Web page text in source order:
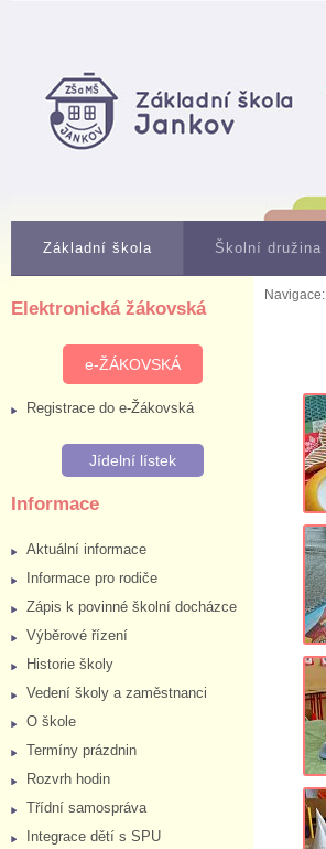
Základní škola Školní družina
Elektronická žákovská
e-ŽÁKOVSKÁ
Registrace do e-Žákovská
Jídelní lístek
Informace
Aktuální informace
Informace pro rodiče
Zápis k povinné školní docházce
Výběrové řízení
Historie školy
Vedení školy a zaměstnanci
O škole
Termíny prázdnin
Rozvrh hodin
Třídní samospráva
Integrace dětí s SPU
Navigace: